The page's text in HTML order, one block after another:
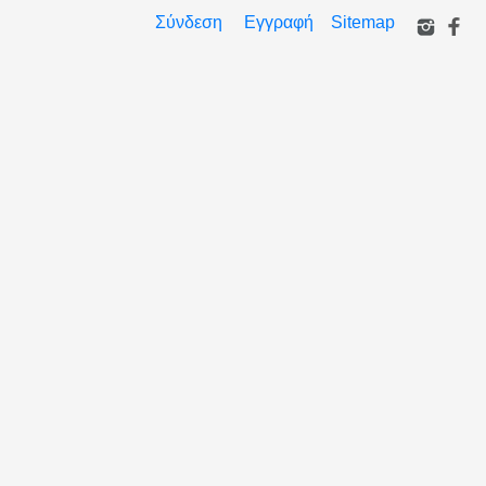
Σύνδεση Εγγραφή Sitemap